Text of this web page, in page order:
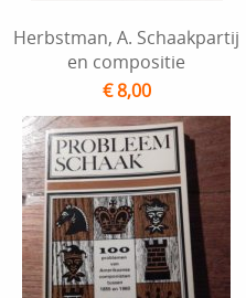
Herbstman, A. Schaakpartij
en compositie
€ 8,00